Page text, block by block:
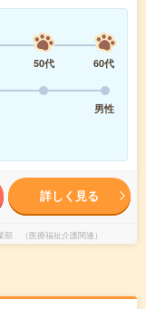
50代
60代
男性
詳しく見る
（医療福祉介護関連）